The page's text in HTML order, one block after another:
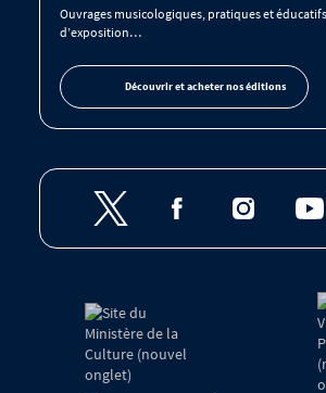
Ouvrages musicologiques, pratiques et
d’exposition…
Découvrir et acheter nos éditions
Retrouvez
la
Tutelles
mécènes